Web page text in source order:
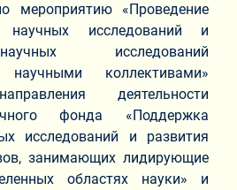
мероприятию «Проведение
научных исследований и
исследований
научными коллективами»
деятельности
фонда «Поддержка
исследований и развития
занимающих лидирующие
областях науки» и